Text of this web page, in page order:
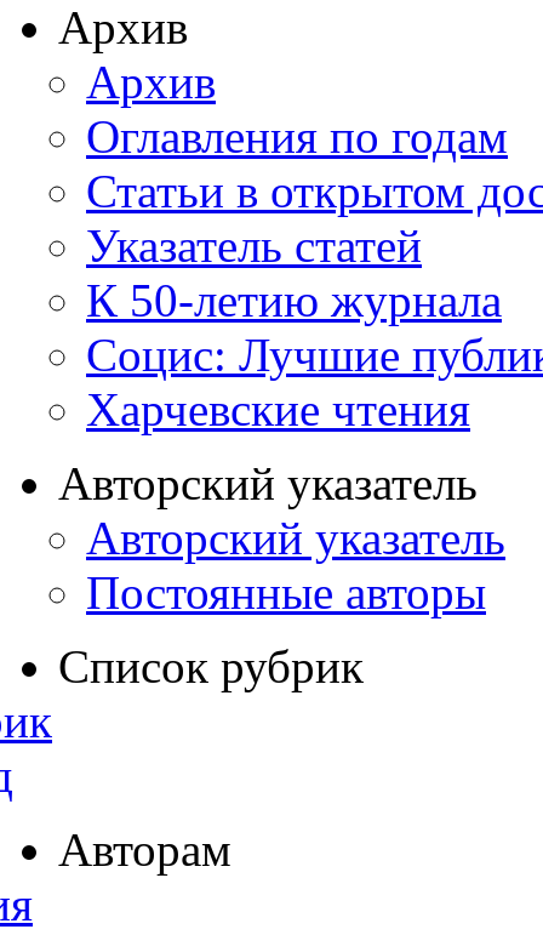
Архив
Архив
Оглавления по годам
Статьи в открытом
Указатель статей
К 50-летию журнала
Социс: Лучшие
Харчевские чтения
Авторский указатель
Авторский указатель
Постоянные авторы
Список рубрик
Авторам